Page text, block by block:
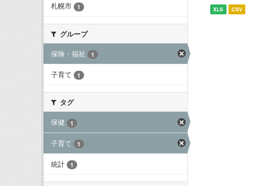
札幌市
1
グループ
保険・福祉
1
子育て 1
タグ
保健
1
子育て 1
統計 1
XLS CSV